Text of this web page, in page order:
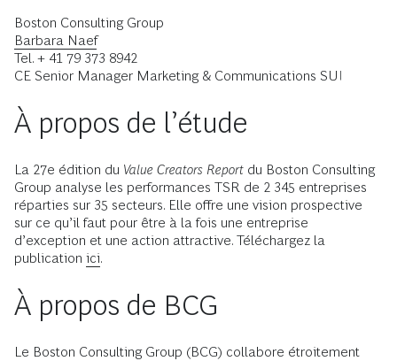
Boston Consulting Group
Barbara Naef
Tel. + 41 79 373 8942
CE Senior Manager Marketing & Communications SUI
À propos de l’étude
La 27e édition du Value Creators Report du Boston Consulting
Group analyse les performances TSR de 2 345 entreprises
réparties sur 35 secteurs. Elle offre une vision prospective
sur ce qu’il faut pour être à la fois une entreprise
d’exception et une action attractive. Téléchargez la
publication ici.
À propos de BCG
Le Boston Consulting Group (BCG) collabore étroitement